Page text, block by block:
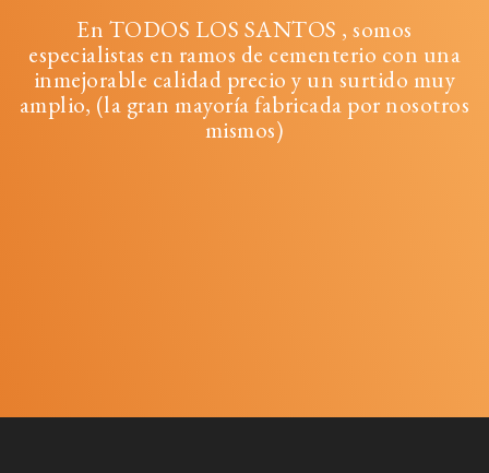
En TODOS LOS SANTOS , somos
especialistas en ramos de cementerio con una
inmejorable calidad precio y un surtido muy
amplio, (la gran mayoría fabricada por nosotros
mismos)